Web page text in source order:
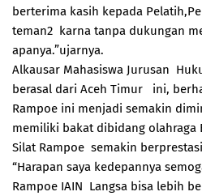
berterima kasih kepada
teman2 karna tanpa dukungan
apanya.”ujarnya.
Alkausar Mahasiswa Jurusan
berasal dari Aceh Timur ini,
Rampoe ini menjadi semakin
memiliki bakat dibidang olahraga
Silat Rampoe semakin
“Harapan saya kedepannya
Rampoe IAIN Langsa bisa lebih